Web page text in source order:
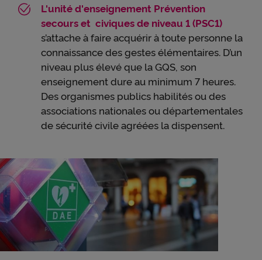
L'unité d'enseignement Prévention
secours et civiques de niveau 1 (PSC1)
s’attache à faire acquérir à toute personne la
connaissance des gestes élémentaires. D’un
niveau plus élevé que la GQS, son
enseignement dure au minimum 7 heures.
Des organismes publics habilités ou des
associations nationales ou départementales
de sécurité civile agréées la dispensent.